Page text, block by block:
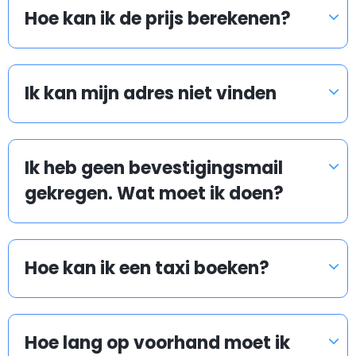
buiten te wachten. Ze kunnen u naar uw bestemming
brengen, maar u profiteert dan niet van een lage
tarief.
Wat gebeurd als mijn vlucht of trein vertraging
heeft?
Airport taxis houden de vlucht- en trein
aankomsttijden in de gaten om ervoor te zorgen dat
Als de verwachte vertraging het schema van de
Hoe kan ik de prijs berekenen?
Ik kan mijn adres niet vinden
Ik heb geen bevestigingsmail
gekregen. Wat moet ik doen?
Hoe kan ik een taxi boeken?
Hoe lang op voorhand moet ik